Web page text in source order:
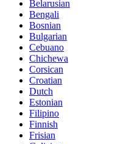
Belarusian
Bengali
Bosnian
Bulgarian
Cebuano
Chichewa
Corsican
Croatian
Dutch
Estonian
Filipino
Finnish
Frisian